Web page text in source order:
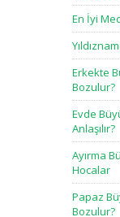
En İyi
Erkekte
Bozulur?
Evde
Anlaşılır?
Ayırma
Hocalar
Papaz
Bozulur?